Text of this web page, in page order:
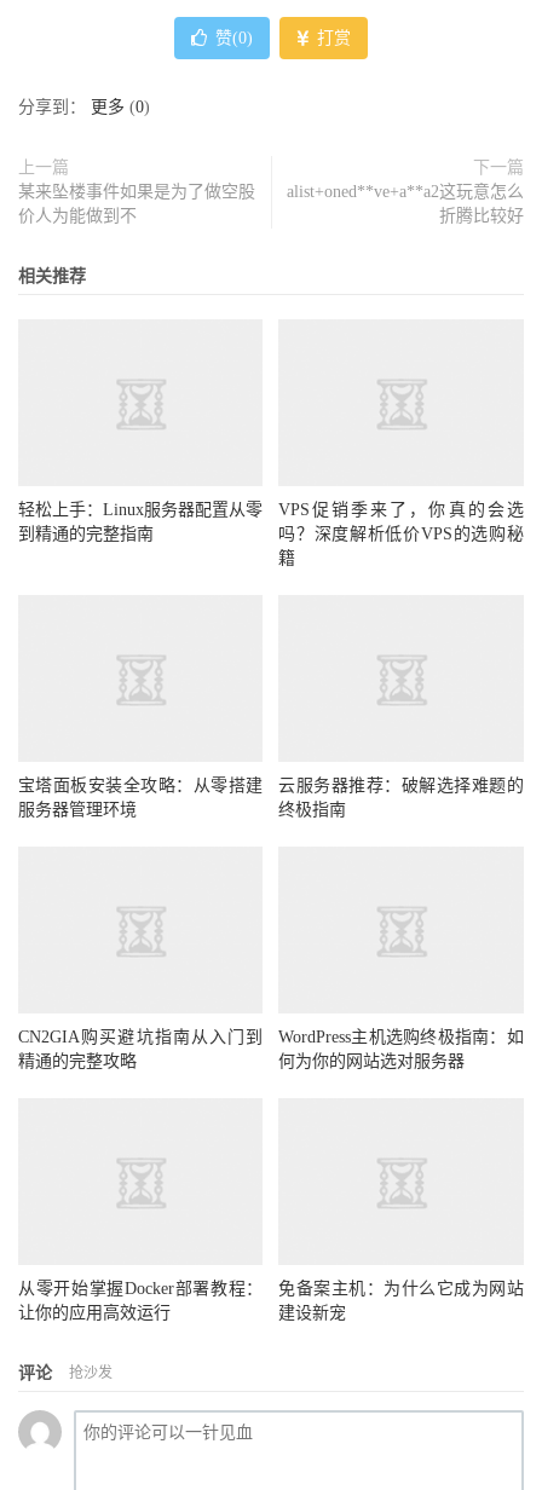
赞(0) 打赏
分享到： 更多 (0)
上一篇
某来坠楼事件如果是为了做空股
价人为能做到不
下一篇
alist+oned**ve+a**a2这玩意怎么
折腾比较好
相关推荐
轻松上手：Linux服务器配置从零
到精通的完整指南
VPS促销季来了，你真的会选
吗？深度解析低价VPS的选购秘
籍
宝塔面板安装全攻略：从零搭建
服务器管理环境
云服务器推荐：破解选择难题的
终极指南
CN2GIA购买避坑指南从入门到
精通的完整攻略
WordPress主机选购终极指南：如
何为你的网站选对服务器
从零开始掌握Docker部署教程：
让你的应用高效运行
免备案主机：为什么它成为网站
建设新宠
评论 抢沙发